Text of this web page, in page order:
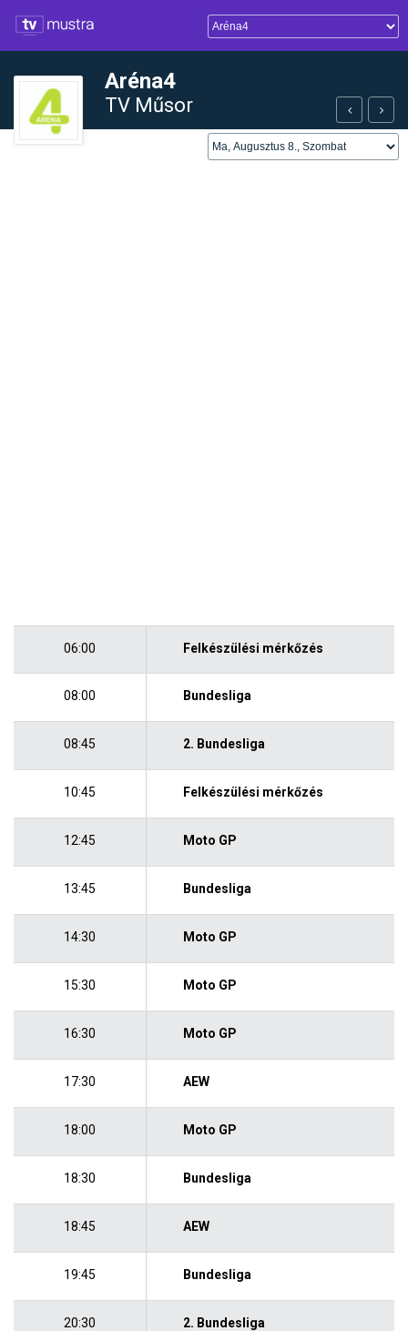
Aréna4
TV Műsor
06:00 Felkészülési mérkőzés
08:00 Bundesliga
08:45 2. Bundesliga
10:45 Felkészülési mérkőzés
12:45 Moto GP
13:45 Bundesliga
14:30 Moto GP
15:30 Moto GP
16:30 Moto GP
17:30 AEW
18:00 Moto GP
18:30 Bundesliga
18:45 AEW
19:45 Bundesliga
20:30 2. Bundesliga